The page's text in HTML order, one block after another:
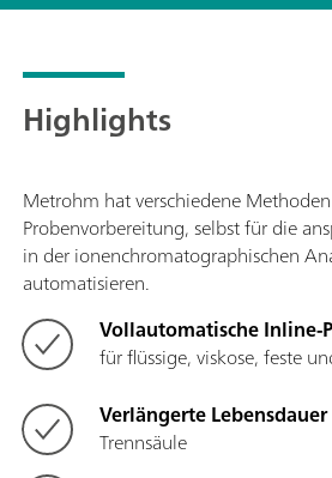
Highlights
Metrohm hat verschiedene
Probenvorbereitung, selbst für die
in der ionenchromatographischen
automatisieren.
Vollautomatische Inline-
für flüssige, viskose, feste
Verlängerte Lebensdauer
Trennsäule